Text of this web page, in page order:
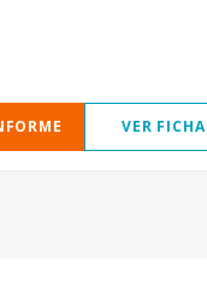
VER FICHA